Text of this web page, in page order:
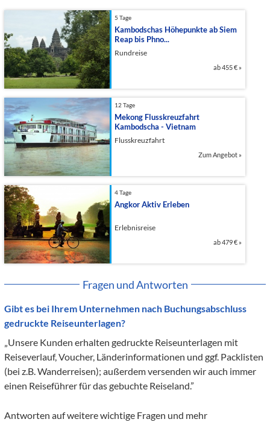
5 Tage
Kambodschas Höhepunkte ab Siem
Reap bis Phno...
Rundreise
ab455 € »
12 Tage
Mekong Flusskreuzfahrt
Kambodscha - Vietnam
Flusskreuzfahrt
Zum Angebot »
4 Tage
Angkor Aktiv Erleben
Erlebnisreise
ab479 € »
Fragen und Antworten
Gibt es bei Ihrem Unternehmen nach Buchungsabschluss
gedruckte Reiseunterlagen?
„Unsere Kunden erhalten gedruckte Reiseunterlagen mit
Reiseverlauf, Voucher, Länderinformationen und ggf. Packlisten
(bei z.B. Wanderreisen); außerdem versenden wir auch immer
einen Reiseführer für das gebuchte Reiseland.”
Antworten auf weitere wichtige Fragen und mehr